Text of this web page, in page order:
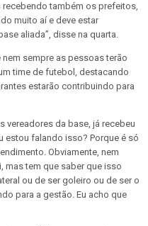
também os prefeitos,
muito aí e deve estar
aliada”, disse na quarta.
sempre as pessoas terão
time de futebol, destacando
estarão contribuindo para
vereadores da base, já recebeu
estou falando isso? Porque é só
Obviamente, nem
mas tem que saber que isso
ou de ser goleiro ou de ser o
para a gestão. Eu acho que